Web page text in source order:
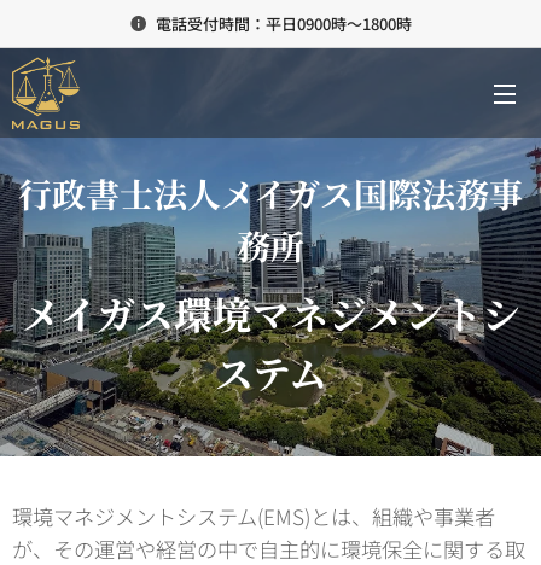
電話受付時間：平日0900時～1800時
行政書士法人メイガス国際法務事
務所
メイガス環境マネジメントシ
ステム
環境マネジメントシステム(EMS)とは、組織や事業者
が、その運営や経営の中で自主的に環境保全に関する取